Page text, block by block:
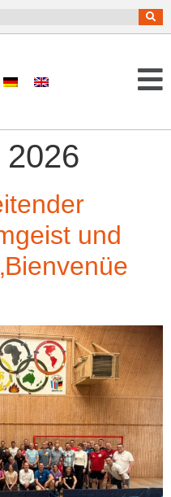
2026
und